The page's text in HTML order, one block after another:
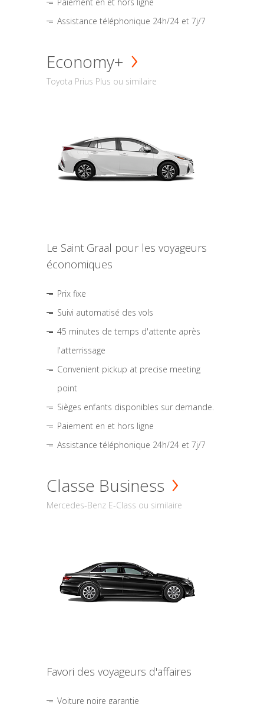
Assistance téléphonique 24h/24 et 7j/7
Economy+
Toyota Prius Plus ou similaire
Le Saint Graal pour les voyageurs
économiques
Prix fixe
Suivi automatisé des vols
45 minutes de temps d'attente après
l'atterrissage
Convenient pickup at precise meeting
point
Sièges enfants disponibles sur demande.
Paiement en et hors ligne
Assistance téléphonique 24h/24 et 7j/7
Classe Business
Mercedes-Benz E-Class ou similaire
Favori des voyageurs d'affaires
Voiture noire garantie